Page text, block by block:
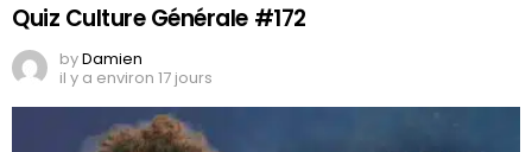
Quiz Culture Générale #172
byDamien
il y a environ 17 jours